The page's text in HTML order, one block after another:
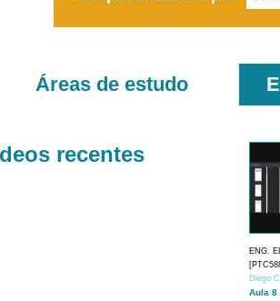
Áreas de estudo
recentes
ENG.
Diego
Aula 8